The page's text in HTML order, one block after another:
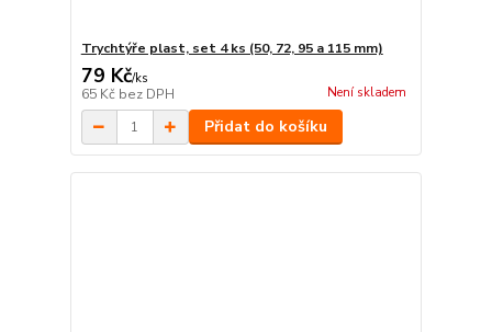
Trychtýře plast, set 4 ks (50, 72, 95 a 115 mm)
79 Kč/ks
65 Kč bez DPH Není skladem
Přidat do košíku